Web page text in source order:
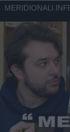
MERIDIONALI